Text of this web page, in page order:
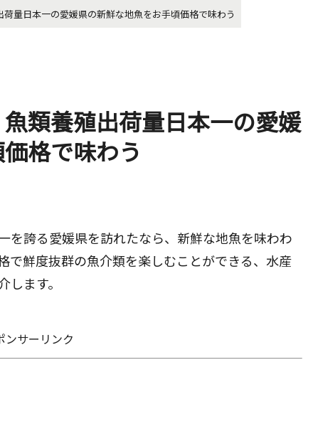
荷量日本一の愛媛県の新鮮な地魚をお手頃価格で味わう
魚類養殖出荷量日本一の愛媛
格で味わう
を誇る愛媛県を訪れたなら、新鮮な地魚を味わわ
で鮮度抜群の魚介類を楽しむことができる、水産
ます。
ンサーリンク